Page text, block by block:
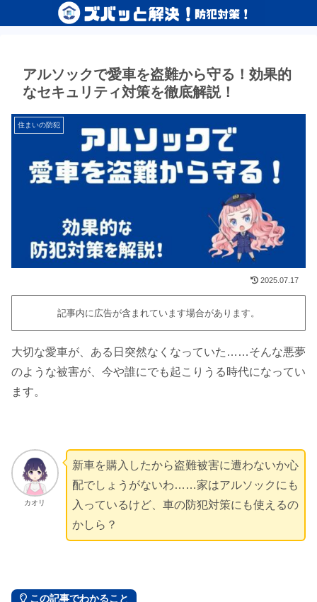
アルソックで愛車を盗難から守る！効果的
なセキュリティ対策を徹底解説！
住まいの防犯
2025.07.17
記事内に広告が含まれています場合があります。
大切な愛車が、ある日突然なくなっていた……そんな悪夢
のような被害が、今や誰にでも起こりうる時代になってい
ます。
カオリ
新車を購入したから盗難被害に遭わないか心
配でしょうがないわ……家はアルソックにも
入っているけど、車の防犯対策にも使えるの
かしら？
この記事でわかること